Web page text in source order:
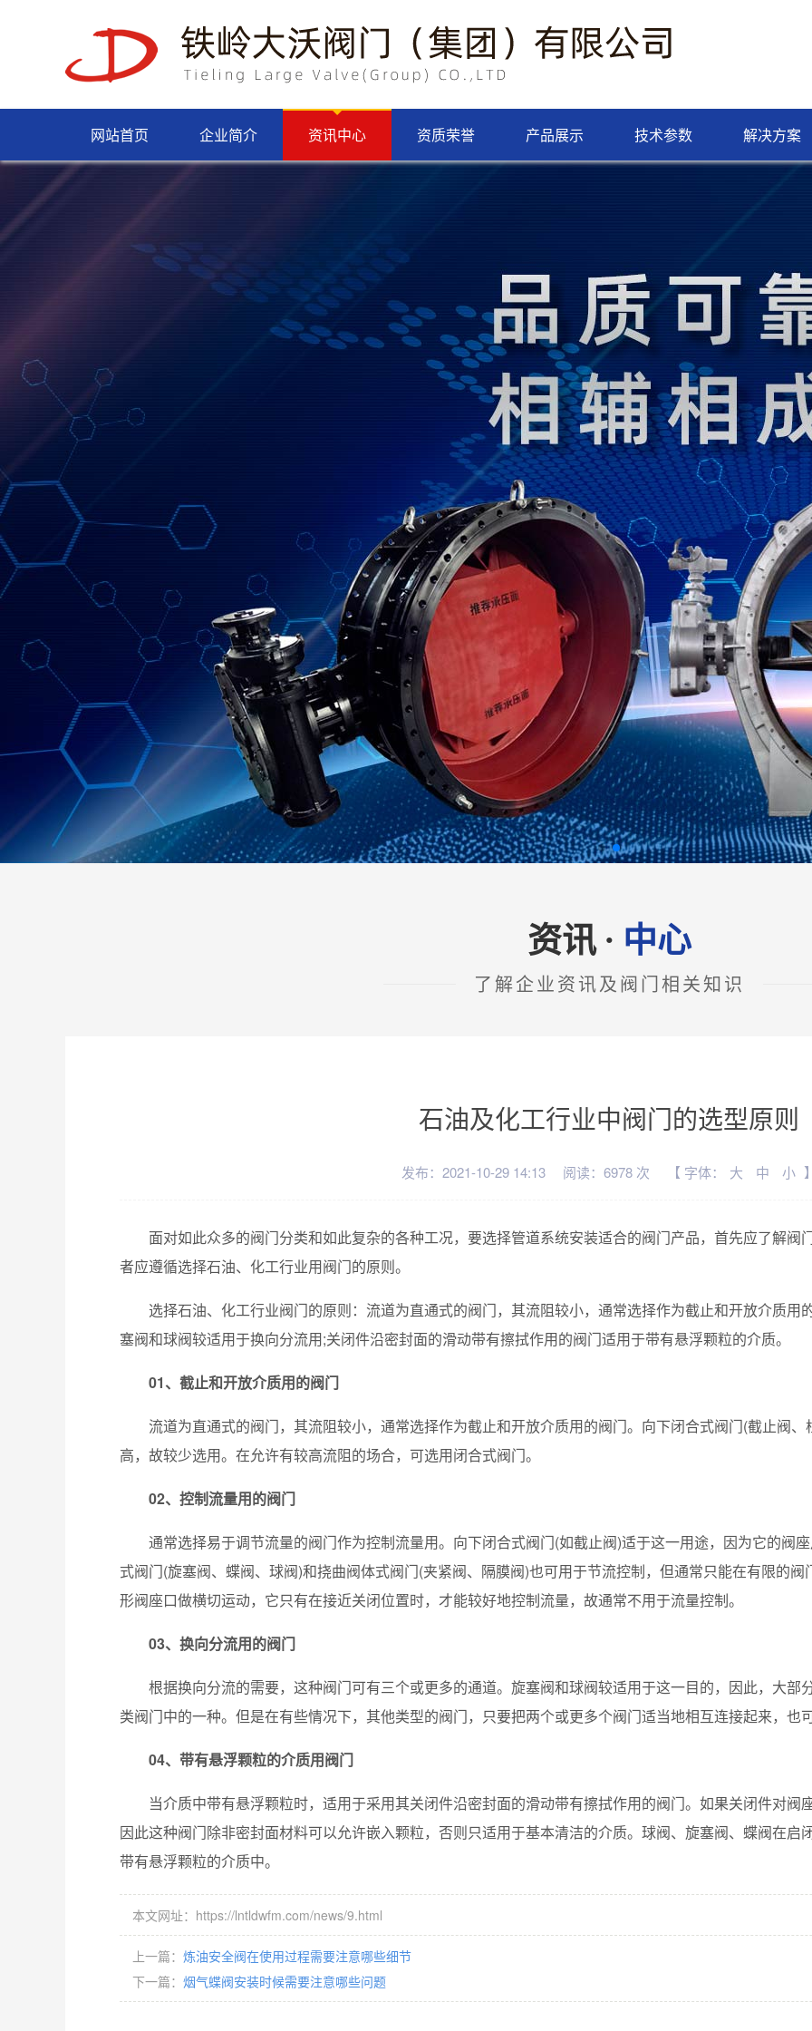
网站首页 企业简介 资讯中心 资质荣誉 产品展示 技术参数 解决方案
资讯 · 中心
了解企业资讯及阀门相关知识
石油及化工行业中阀门的选型原则
发布：2021-10-29 14:13 阅读：6978 次 【 字体： 大 中 小
面对如此众多的阀门分类和如此复杂的各种工况，要选择管道系统安装适合的阀门产品，首先应了解阀
者应遵循选择石油、化工行业用阀门的原则。
选择石油、化工行业阀门的原则：流道为直通式的阀门，其流阻较小，通常选择作为截止和开放介质用
塞阀和球阀较适用于换向分流用;关闭件沿密封面的滑动带有擦拭作用的阀门适用于带有悬浮颗粒的介质。
01、截止和开放介质用的阀门
流道为直通式的阀门，其流阻较小，通常选择作为截止和开放介质用的阀门。向下闭合式阀门(截止阀
高，故较少选用。在允许有较高流阻的场合，可选用闭合式阀门。
02、控制流量用的阀门
通常选择易于调节流量的阀门作为控制流量用。向下闭合式阀门(如截止阀)适于这一用途，因为它的阀
式阀门(旋塞阀、蝶阀、球阀)和挠曲阀体式阀门(夹紧阀、隔膜阀)也可用于节流控制，但通常只能在有限的
形阀座口做横切运动，它只有在接近关闭位置时，才能较好地控制流量，故通常不用于流量控制。
03、换向分流用的阀门
根据换向分流的需要，这种阀门可有三个或更多的通道。旋塞阀和球阀较适用于这一目的，因此，大部
类阀门中的一种。但是在有些情况下，其他类型的阀门，只要把两个或更多个阀门适当地相互连接起来，也
04、带有悬浮颗粒的介质用阀门
当介质中带有悬浮颗粒时，适用于采用其关闭件沿密封面的滑动带有擦拭作用的阀门。如果关闭件对
因此这种阀门除非密封面材料可以允许嵌入颗粒，否则只适用于基本清洁的介质。球阀、旋塞阀、蝶阀在启
带有悬浮颗粒的介质中。
本文网址：https://lntldwfm.com/news/9.html
上一篇： 炼油安全阀在使用过程需要注意哪些细节
下一篇： 烟气蝶阀安装时候需要注意哪些问题